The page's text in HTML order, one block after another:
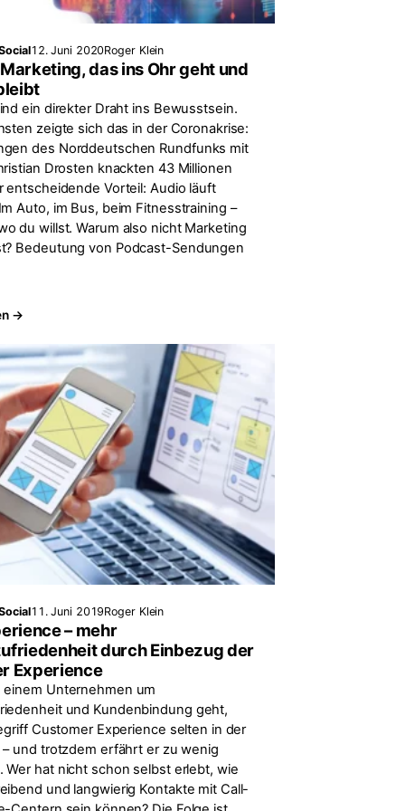
12. Juni 2020Roger Klein
das ins Ohr geht und
ein direkter Draht ins Bewusstsein.
zeigte sich das in der Coronakrise:
des Norddeutschen Rundfunks mit
Drosten knackten 43 Millionen
entscheidende Vorteil: Audio läuft
Auto, im Bus, beim Fitnesstraining –
du willst. Warum also nicht Marketing
Bedeutung von Podcast-Sendungen
→
11. Juni 2019Roger Klein
– mehr
durch Einbezug der
Experience
einem Unternehmen um
und Kundenbindung geht,
Customer Experience selten in der
und trotzdem erfährt er zu wenig
Wer hat nicht schon selbst erlebt, wie
und langwierig Kontakte mit Call-